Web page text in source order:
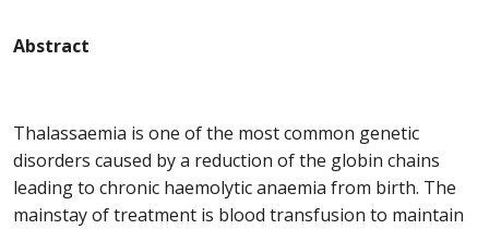
Abstract
Thalassaemia is one of the most common genetic
disorders caused by a reduction of the globin chains
leading to chronic haemolytic anaemia from birth. The
mainstay of treatment is blood transfusion to maintain